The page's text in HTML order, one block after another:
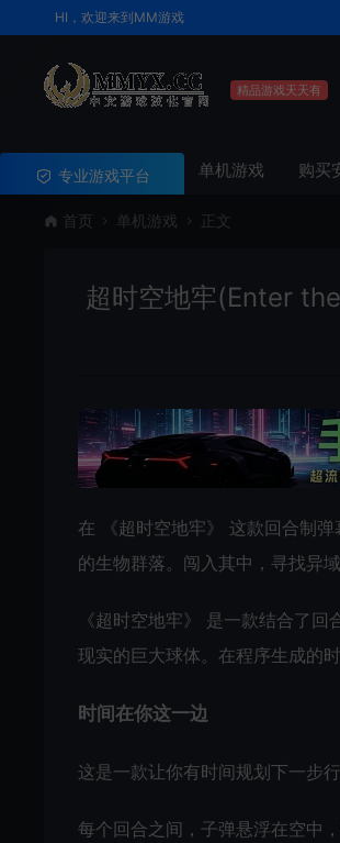
HI，欢迎来到MM游戏
精品游戏天天有
专业游戏平台 单机游戏 购买
首页 单机游戏 正文
超时空地牢(Enter
在 《超时空地牢》 这款回合制
的生物群落。闯入其中，寻找异
《超时空地牢》 是一款结合了
现实的巨大球体。在程序生成的
时间在你这一边
这是一款让你有时间规划下一步
每个回合之间，子弹悬浮在空中